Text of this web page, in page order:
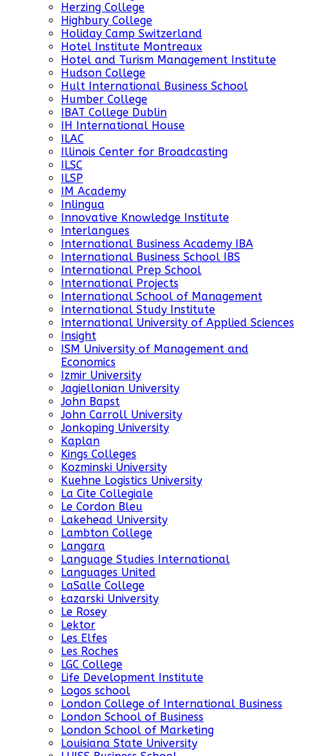
Herzing College
Highbury College
Holiday Camp Switzerland
Hotel Institute Montreaux
Hotel and Turism Management Institute
Hudson College
Hult International Business School
Humber College
IBAT College Dublin
IH International House
ILAC
Illinois Center for Broadcasting
ILSC
ILSP
IM Academy
Inlingua
Innovative Knowledge Institute
Interlangues
International Business Academy IBA
International Business School IBS
International Prep School
International Projects
International School of Management
International Study Institute
International University of Applied Sciences
Insight
ISM University of Management and
Economics
Izmir University
Jagiellonian University
John Bapst
John Carroll University
Jonkoping University
Kaplan
Kings Colleges
Kozminski University
Kuehne Logistics University
La Cite Collegiale
Le Cordon Bleu
Lakehead University
Lambton College
Langara
Language Studies International
Languages United
LaSalle College
Łazarski University
Le Rosey
Lektor
Les Elfes
Les Roches
LGC College
Life Development Institute
Logos school
London College of International Business
London School of Business
London School of Marketing
Louisiana State University